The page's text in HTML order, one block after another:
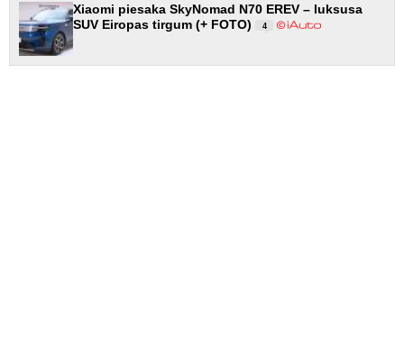
Xiaomi piesaka SkyNomad N70 EREV – luksusa
SUV Eiropas tirgum (+ FOTO)
4